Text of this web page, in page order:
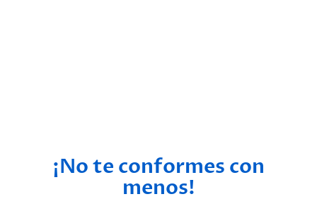
¡No te conformes con
menos!